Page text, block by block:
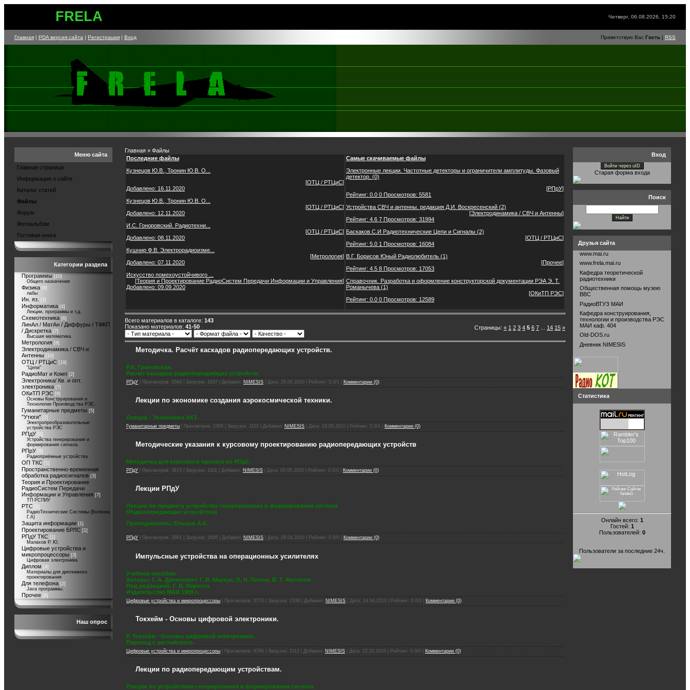
FRELA Четверг, 06.08.2026, 15:20
Главная | PDA версия сайта | Регистрация | Вход Приветствую Вас Гость | RSS
Меню сайта
Главная страница
Информация о сайте
Каталог статей
Файлы
Форум
Фотоальбом
Гостевая книга
Категории раздела
Программы [10]
Общего назначения
Физика [6]
лабы
Ин. яз. [3]
Информатика [4]
Лекции, программы и т.д.
Схемотехника [6]
ЛинАл / МатАн / Диффуры / ТФКП
/ Дискретка [7]
Высшая математика.
Метрология [8]
Электродинамика / СВЧ и
Антенны
[10]
ОТЦ / РТЦиС [19]
"Цепи"
РадиоМат и Комп [2]
Электроника/ Кв. и опт.
электроника [7]
ОКиТП РЭС [8]
Основы Конструирования и
Технологии Производства РЭС.
Гуманитарные предметы [5]
"Утюги" [2]
Электропреобразовательные
устройства РЭС
РПдУ
[8]
Устройства генерирования и
формирования сигнала.
РПрУ [6]
Радиоприёмные устройства
ОП ТКС [1]
Пространственно-временная
обработка радиосигналов [3]
Теория и Проектирование
РадиоСистем Передачи
Информации и Управления [7]
ТП РСПИУ
РТС
[1]
РадиоТехнические Системы (Волкова
Г.А)
Защита информации [1]
Проектирование БРЛС [1]
РПдУ ТКС [1]
Малахов Р. Ю.
Цифровые устройства и
микропроцессоры [3]
Цифровая электроника
Диплом
[4]
Материалы для дипломного
проектирования
Для телефона [2]
Java программы.
Прочее [8]
Наш опрос
Главная » Файлы
Последние файлы
Кузнецов Ю.В., Тронин Ю.В. О...
[ОТЦ / РТЦиС]
Добавлено: 16.11.2020
Кузнецов Ю.В., Тронин Ю.В. О...
[ОТЦ / РТЦиС]
Добавлено: 12.11.2020
И.С. Гоноровский. Радиотехни...
[ОТЦ / РТЦиС]
Добавлено: 08.11.2020
Кушнир Ф.В. Электрорадиоизме...
[Метрология]
Добавлено: 07.11.2020
Искусство помехоустойчивого ...
[Теория и Проектирование РадиоСистем Передачи Информации и Управления]
Добавлено: 09.09.2020
Самые скачиваемые файлы
Электронные лекции. Частотные детекторы и ограничители амплитуды. Фазовый
детектор. (0)
[РПрУ]
Рейтинг: 0.0 0 Просмотров: 5581
Устройства СВЧ и антенны. редакция Д.И. Воскресенский (2)
[Электродинамика / СВЧ и Антенны]
Рейтинг: 4.6 7 Просмотров: 31994
Баскаков.С.И Радиотехнические Цепи и Сигналы (2)
[ОТЦ / РТЦиС]
Рейтинг: 5.0 1 Просмотров: 16084
В.Г. Борисов Юный Радиолюбитель (1)
[Прочее]
Рейтинг: 4.5 8 Просмотров: 17053
Справочник. Разработка и оформление конструкторской документации РЭА Э. Т.
Романычева (1)
[ОКиТП РЭС]
Рейтинг: 0.0 0 Просмотров: 12589
Всего материалов в каталоге: 143
Показано материалов: 41-50 Страницы: « 1 2 3 4 5 6 7 14 15 »
Методичка. Расчёт каскадов радиопередающих устройств.
Р.А. Грановская.
Расчёт каскадов радиопередающих устройств.
РПдУ | Просмотров: 5584 | Загрузок: 1837 | Добавил: NIMESIS | Дата: 20.06.2010 | Рейтинг: 5.0/1 | Комментарии (0)
Лекции по экономике создания аэрокосмической техники.
Лекции - Экономика АКТ.
Гуманитарные предметы | Просмотров: 2305 | Загрузок: 1103 | Добавил: NIMESIS | Дата: 18.05.2010 | Рейтинг: 5.0/1 | Комментарии (0)
Методические указания к курсовому проектированию радиопередающих устройств
Методичка для курсового проекта по РПдУ.
РПдУ | Просмотров: 3673 | Загрузок: 1411 | Добавил: NIMESIS | Дата: 05.05.2010 | Рейтинг: 0.0/0 | Комментарии (0)
Лекции РПдУ
Лекции по предмету устройства генерирования и формирования сигнала
(Радиопередающие устройства)
Преподаватель: Ельцов А.К.
РПдУ | Просмотров: 2981 | Загрузок: 2809 | Добавил: NIMESIS | Дата: 28.04.2010 | Рейтинг: 0.0/0 | Комментарии (0)
Импульсные устройства на операционных усилителях
Учебное пособие.
Авторы: Г. А. Данилович, Г. В. Маркус, Л. Н. Попов, В. Т. Фролкин
Под редакцией: Г. В. Маркуса
Издательство МАИ 1989 г.
Цифровые устройства и микропроцессоры | Просмотров: 3776 | Загрузок: 1339 | Добавил: NIMESIS | Дата: 14.04.2010 | Рейтинг: 0.0/0 | Комментарии (0)
Токхейм - Основы цифровой электроники.
Р. Токхейм - Основы цифровой электроники.
Перевод с английского.
Цифровые устройства и микропроцессоры | Просмотров: 6766 | Загрузок: 2112 | Добавил: NIMESIS | Дата: 22.02.2010 | Рейтинг: 0.0/0 | Комментарии (0)
Лекции по радиопередающим устройствам.
Лекции по устройствам генерирования и формирования сигнала
Вход
Войти через uID
Старая форма входа
Поиск
Друзья сайта
www.mai.ru
www.frela.mai.ru
Кафедра теоретической
радиотехники
Общественная помощь музею
ВВС
РадиоВТУЗ МАИ
Кафедра конструирования,
технологии и производства РЭС
МАИ каф. 404
Old-DOS.ru
Дневник NIMESIS
Статистика
Онлайн всего: 1
Гостей: 1
Пользователей: 0
Пользователи за последние 24ч.